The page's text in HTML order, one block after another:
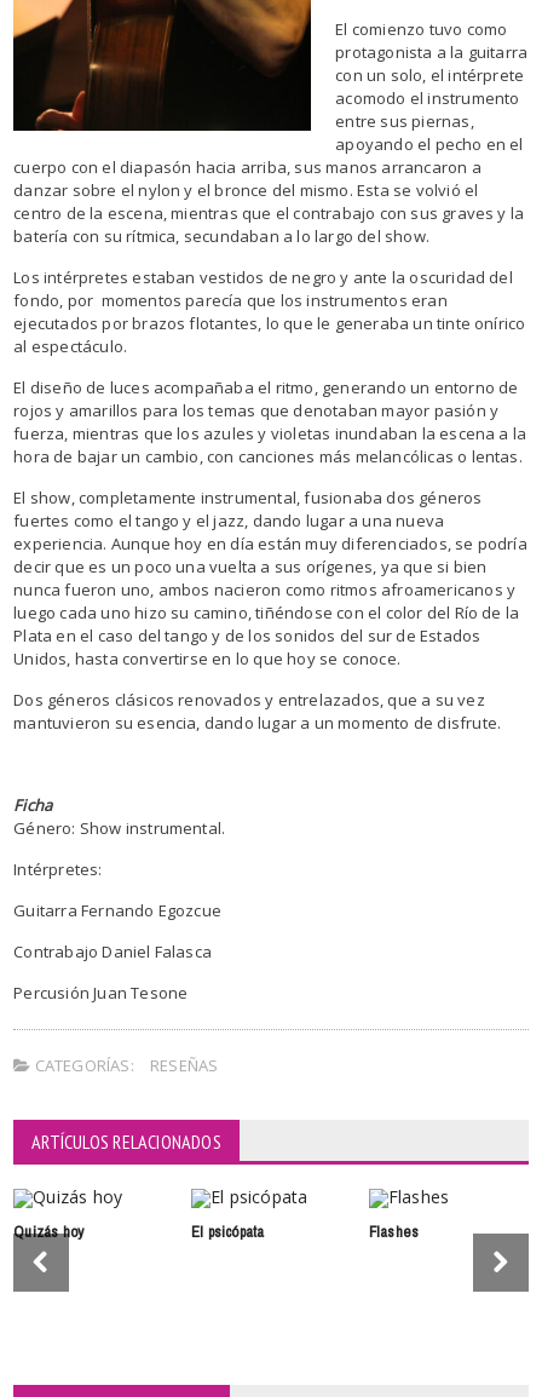
El comienzo tuvo como
protagonista a la guitarra
con un solo, el intérprete
acomodo el instrumento
entre sus piernas,
apoyando el pecho en el
cuerpo con el diapasón hacia arriba, sus manos arrancaron a
danzar sobre el nylon y el bronce del mismo. Esta se volvió el
centro de la escena, mientras que el contrabajo con sus graves y la
batería con su rítmica, secundaban a lo largo del show.
Los intérpretes estaban vestidos de negro y ante la oscuridad del
fondo, por momentos parecía que los instrumentos eran
ejecutados por brazos flotantes, lo que le generaba un tinte onírico
al espectáculo.
El diseño de luces acompañaba el ritmo, generando un entorno de
rojos y amarillos para los temas que denotaban mayor pasión y
fuerza, mientras que los azules y violetas inundaban la escena a la
hora de bajar un cambio, con canciones más melancólicas o lentas.
El show, completamente instrumental, fusionaba dos géneros
fuertes como el tango y el jazz, dando lugar a una nueva
experiencia. Aunque hoy en día están muy diferenciados, se podría
decir que es un poco una vuelta a sus orígenes, ya que si bien
nunca fueron uno, ambos nacieron como ritmos afroamericanos y
luego cada uno hizo su camino, tiñéndose con el color del Río de la
Plata en el caso del tango y de los sonidos del sur de Estados
Unidos, hasta convertirse en lo que hoy se conoce.
Dos géneros clásicos renovados y entrelazados, que a su vez
mantuvieron su esencia, dando lugar a un momento de disfrute.
Ficha
Género: Show instrumental.
Intérpretes:
Guitarra Fernando Egozcue
Contrabajo Daniel Falasca
Percusión Juan Tesone
CATEGORÍAS: RESEÑAS
ARTÍCULOS RELACIONADOS
Quizás hoy El psicópata Flashes